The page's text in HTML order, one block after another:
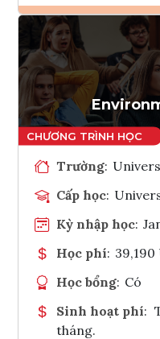
Trường:
Cấp học:
Kỳ nhập học:
Học phí: 39,190
Học bổng: Có
Sinh hoạt phí:
tháng.